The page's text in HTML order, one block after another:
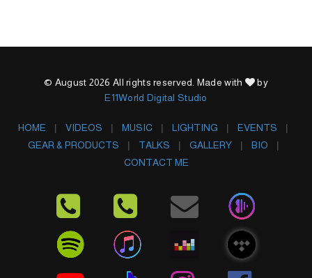
© August 2026 All rights reserved. Made with
by
E11World Digital Studio
HOME VIDEOS MUSIC LIGHTING
EVENTS
GEAR & PRODUCTS
TALKS GALLERY
BIO
CONTACT ME